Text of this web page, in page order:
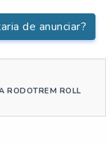
de anunciar?
RODOTREM ROLL